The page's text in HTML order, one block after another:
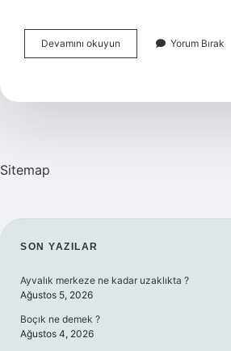
Devamını okuyun
Karı
Düşer
Yorum Bırak
Sitemap
SIDEBAR
SON YAZILAR
Ayvalık merkeze ne kadar uzaklıkta ?
Ağustos 5, 2026
Boçık ne demek ?
Ağustos 4, 2026